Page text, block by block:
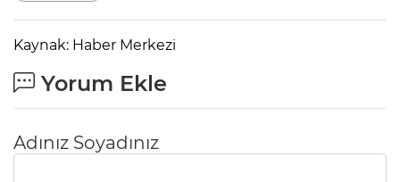
Kaynak: Haber Merkezi
Yorum Ekle
Adınız Soyadınız